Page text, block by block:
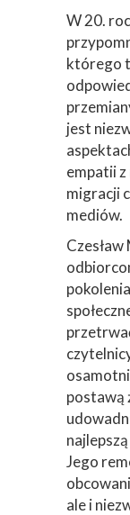
W 20.
którego
jest
empatii
migracji
mediów.
postawą
Jego
ale i